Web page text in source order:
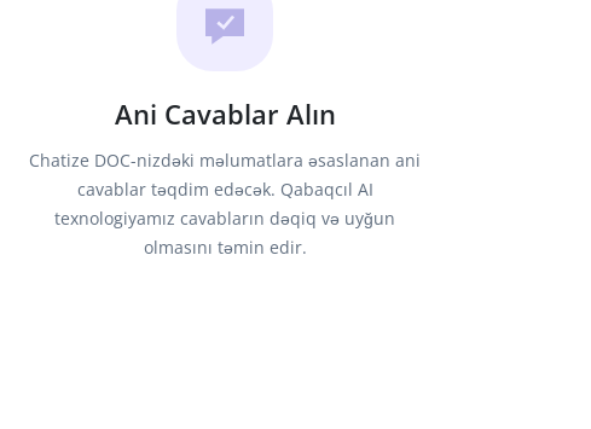
Ani Cavablar Alın
Chatize DOC-nizdəki məlumatlara əsaslanan ani
cavablar təqdim edəcək. Qabaqcıl AI
texnologiyamız cavabların dəqiq və uyğun
olmasını təmin edir.